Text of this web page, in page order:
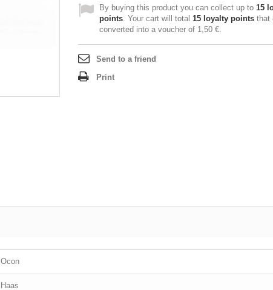
By buying this product you can collect up to 15
points. Your cart will total 15 loyalty points that
converted into a voucher of 1,50 €.
Send to a friend
Print
Ocon
Haas